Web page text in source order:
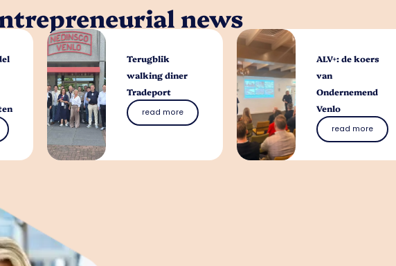
news
Terugblik
walking diner
Tradeport
read more
ALV+: de koers
van
Ondernemend
Venlo
read more